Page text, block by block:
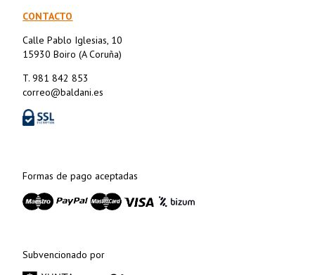
CONTACTO
Calle Pablo Iglesias, 10
15930 Boiro (A Coruña)
T. 981 842 853
correo@baldani.es
Formas de pago aceptadas
Subvencionado por